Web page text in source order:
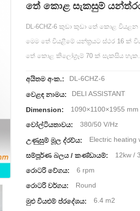
තේ කොළ සැකසුම්
DL-6CHZ-6 කුඩා කුඩා තේ කොළ වියළන
මෙම තේ වියළීමේ යන්ත්‍රයට ස්ථර 16
තේ කොළ කිලෝග්‍රෑම් 70 ක් සැකසිය හැක.
අයිතම අංක.: DL-6CHZ-6
වෙළඳ නාමය: DELI ASSISTANT
Dimension: 1090×1100×1955 mm
වෝල්ටියතාවය: 380/50 V/Hz
උණුසුම් මූල ද්රව්ය: Electric heating
සම්පූර්ණ බලය / කණ්ඩායම්: 12kw /
රොටරි වේගය: 6 rpm
රොටරි වර්ගය: Round
මුළු වියළුම් ප්රදේශය: 6.4 m2